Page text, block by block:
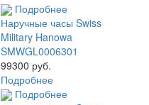
Подробнее
Наручные часы Swiss
Military Hanowa
SMWGL0006301
99300 руб.
Подробнее
Подробнее